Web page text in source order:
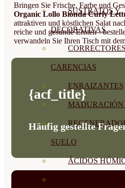
SUSTRATOS Y
DECORATIVAS
CARENCIAS
ENRAIZANTES
MADURACIÓN
SUELO
ÁCIDOS
Bringen Sie Frische, Farbe und
Organic Lollo Bionda Curly
attraktiven und köstlichen Salat
reiche und gesunde Ernten -
verwandeln Sie Ihren Tisch mit
{acf_title}
Häufig gestellte